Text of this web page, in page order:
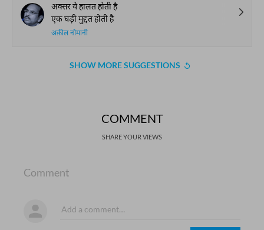
अक्सर ये हालत होती है
एक घड़ी मुद्दत होती है
अक़ील नोमानी
SHOW MORE SUGGESTIONS
COMMENT
SHARE YOUR VIEWS
Comment